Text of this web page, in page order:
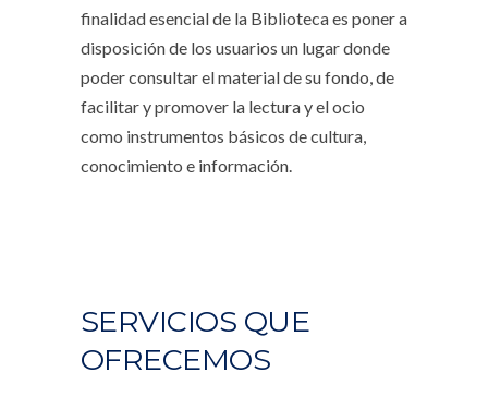
finalidad esencial de la Biblioteca es poner a
disposición de los usuarios un lugar donde
poder consultar el material de su fondo, de
facilitar y promover la lectura y el ocio
como instrumentos básicos de cultura,
conocimiento e información.
SERVICIOS QUE
OFRECEMOS